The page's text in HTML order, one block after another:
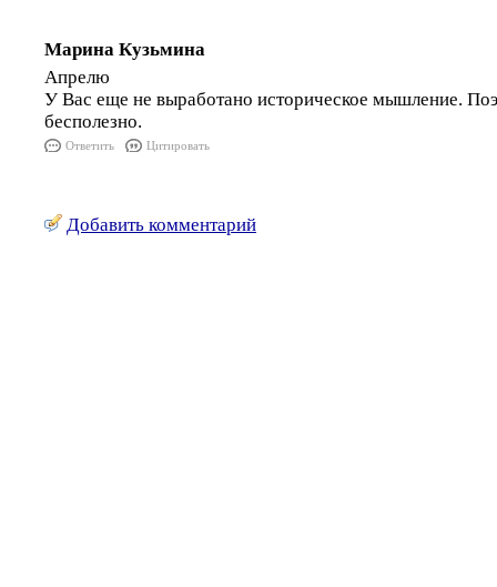
Марина Кузьмина
Апрелю
У Вас еще не выработано историческое мышление.
бесполезно.
Ответить Цитировать
Добавить комментарий